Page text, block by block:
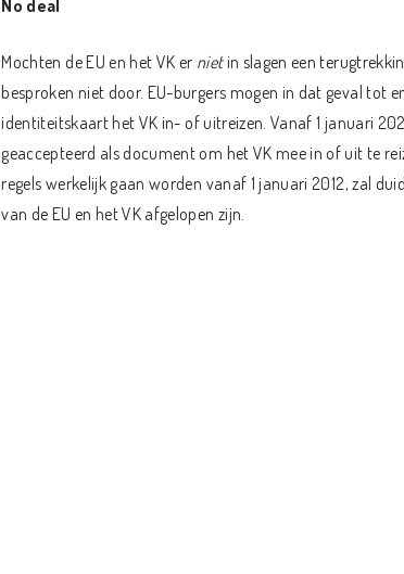
No deal
Mochten de EU en het VK er nietin slagen een
besproken niet door. EU-burgers mogen in dat geval tot
identiteitskaart het VK in- of uitreizen. Vanaf 1 januari
geaccepteerd als document om het VK mee in of uit te
regels werkelijk gaan worden vanaf 1 januari 2012, zal
van de EU en het VK afgelopen zijn.